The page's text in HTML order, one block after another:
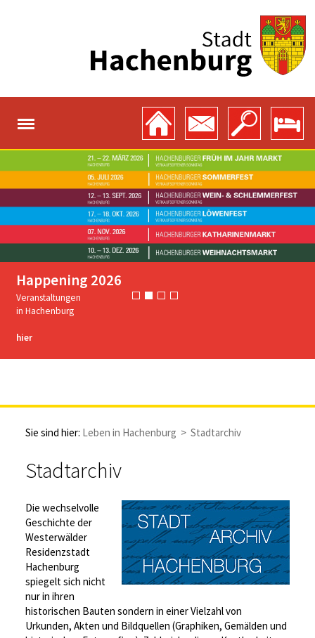
Happening 2026
Veranstaltungen
in Hachenburg
hier
Sie sind hier: Leben in Hachenburg > Stadtarchiv
Stadtarchiv
Die wechselvolle
Geschichte der
Westerwälder
Residenzstadt
Hachenburg
spiegelt sich nicht
nur in ihren
historischen Bauten sondern in einer Vielzahl von
Urkunden, Akten und Bildquellen (Graphiken, Gemälden und